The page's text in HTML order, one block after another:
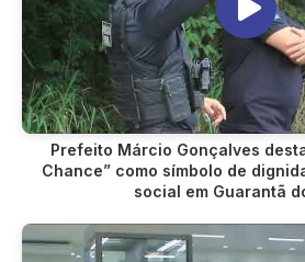
Prefeito Márcio Gonçalves
Chance” como símbolo de
social em Guarantã